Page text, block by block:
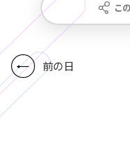
こ
前の日